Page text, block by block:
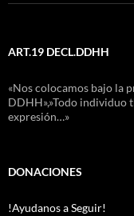
ART.19 DECL.DDHH
«Nos colocamos bajo la
DDHH»,»Todo individuo
expresión…»
DONACIONES
!Ayudanos a Seguir!